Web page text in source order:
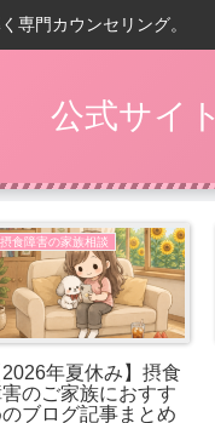
専門カウンセリング。
公式サイト
摂食障害の家族相談
2026年夏休み】摂食
害のご家族におすす
ブログ記事まとめ